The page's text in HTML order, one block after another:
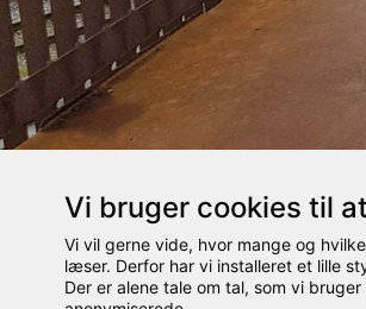
Landgangen i Esbjerg
Vi bruger cookies til
Vi vil gerne vide, hvor mange og
læser. Derfor har vi installeret et lille
Der er alene tale om tal, som vi